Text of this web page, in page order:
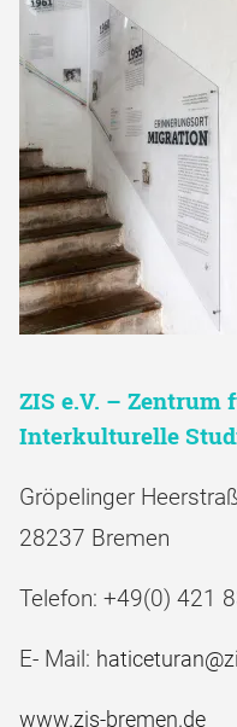
ZIS e.V. – Zentrum
Interkulturelle
Gröpelinger
28237 Bremen
Telefon: +49(0) 421
E- Mail:
www.zis-bremen.de